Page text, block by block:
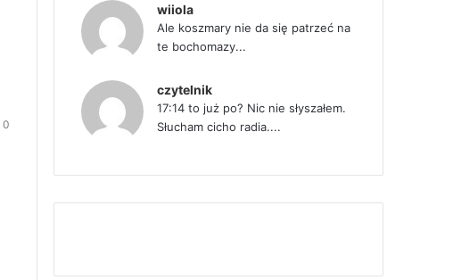
0
wiiola
Ale koszmary nie da się patrzeć na
te bochomazy...
czytelnik
17:14 to już po? Nic nie słyszałem.
Słucham cicho radia....